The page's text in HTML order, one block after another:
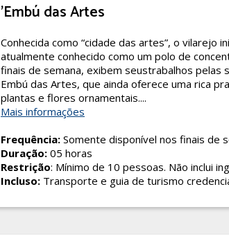
'Embú das Artes
Conhecida como “cidade das artes”, o vilarejo
atualmente conhecido como um polo de
finais de semana, exibem seustrabalhos pelas
Embú das Artes, que ainda oferece uma rica
plantas e flores ornamentais....
Mais informações
Frequência: Somente disponível nos finais de
Duração: 05 horas
Restrição: Mínimo de 10 pessoas. Não inclui
Incluso: Transporte e guia de turismo